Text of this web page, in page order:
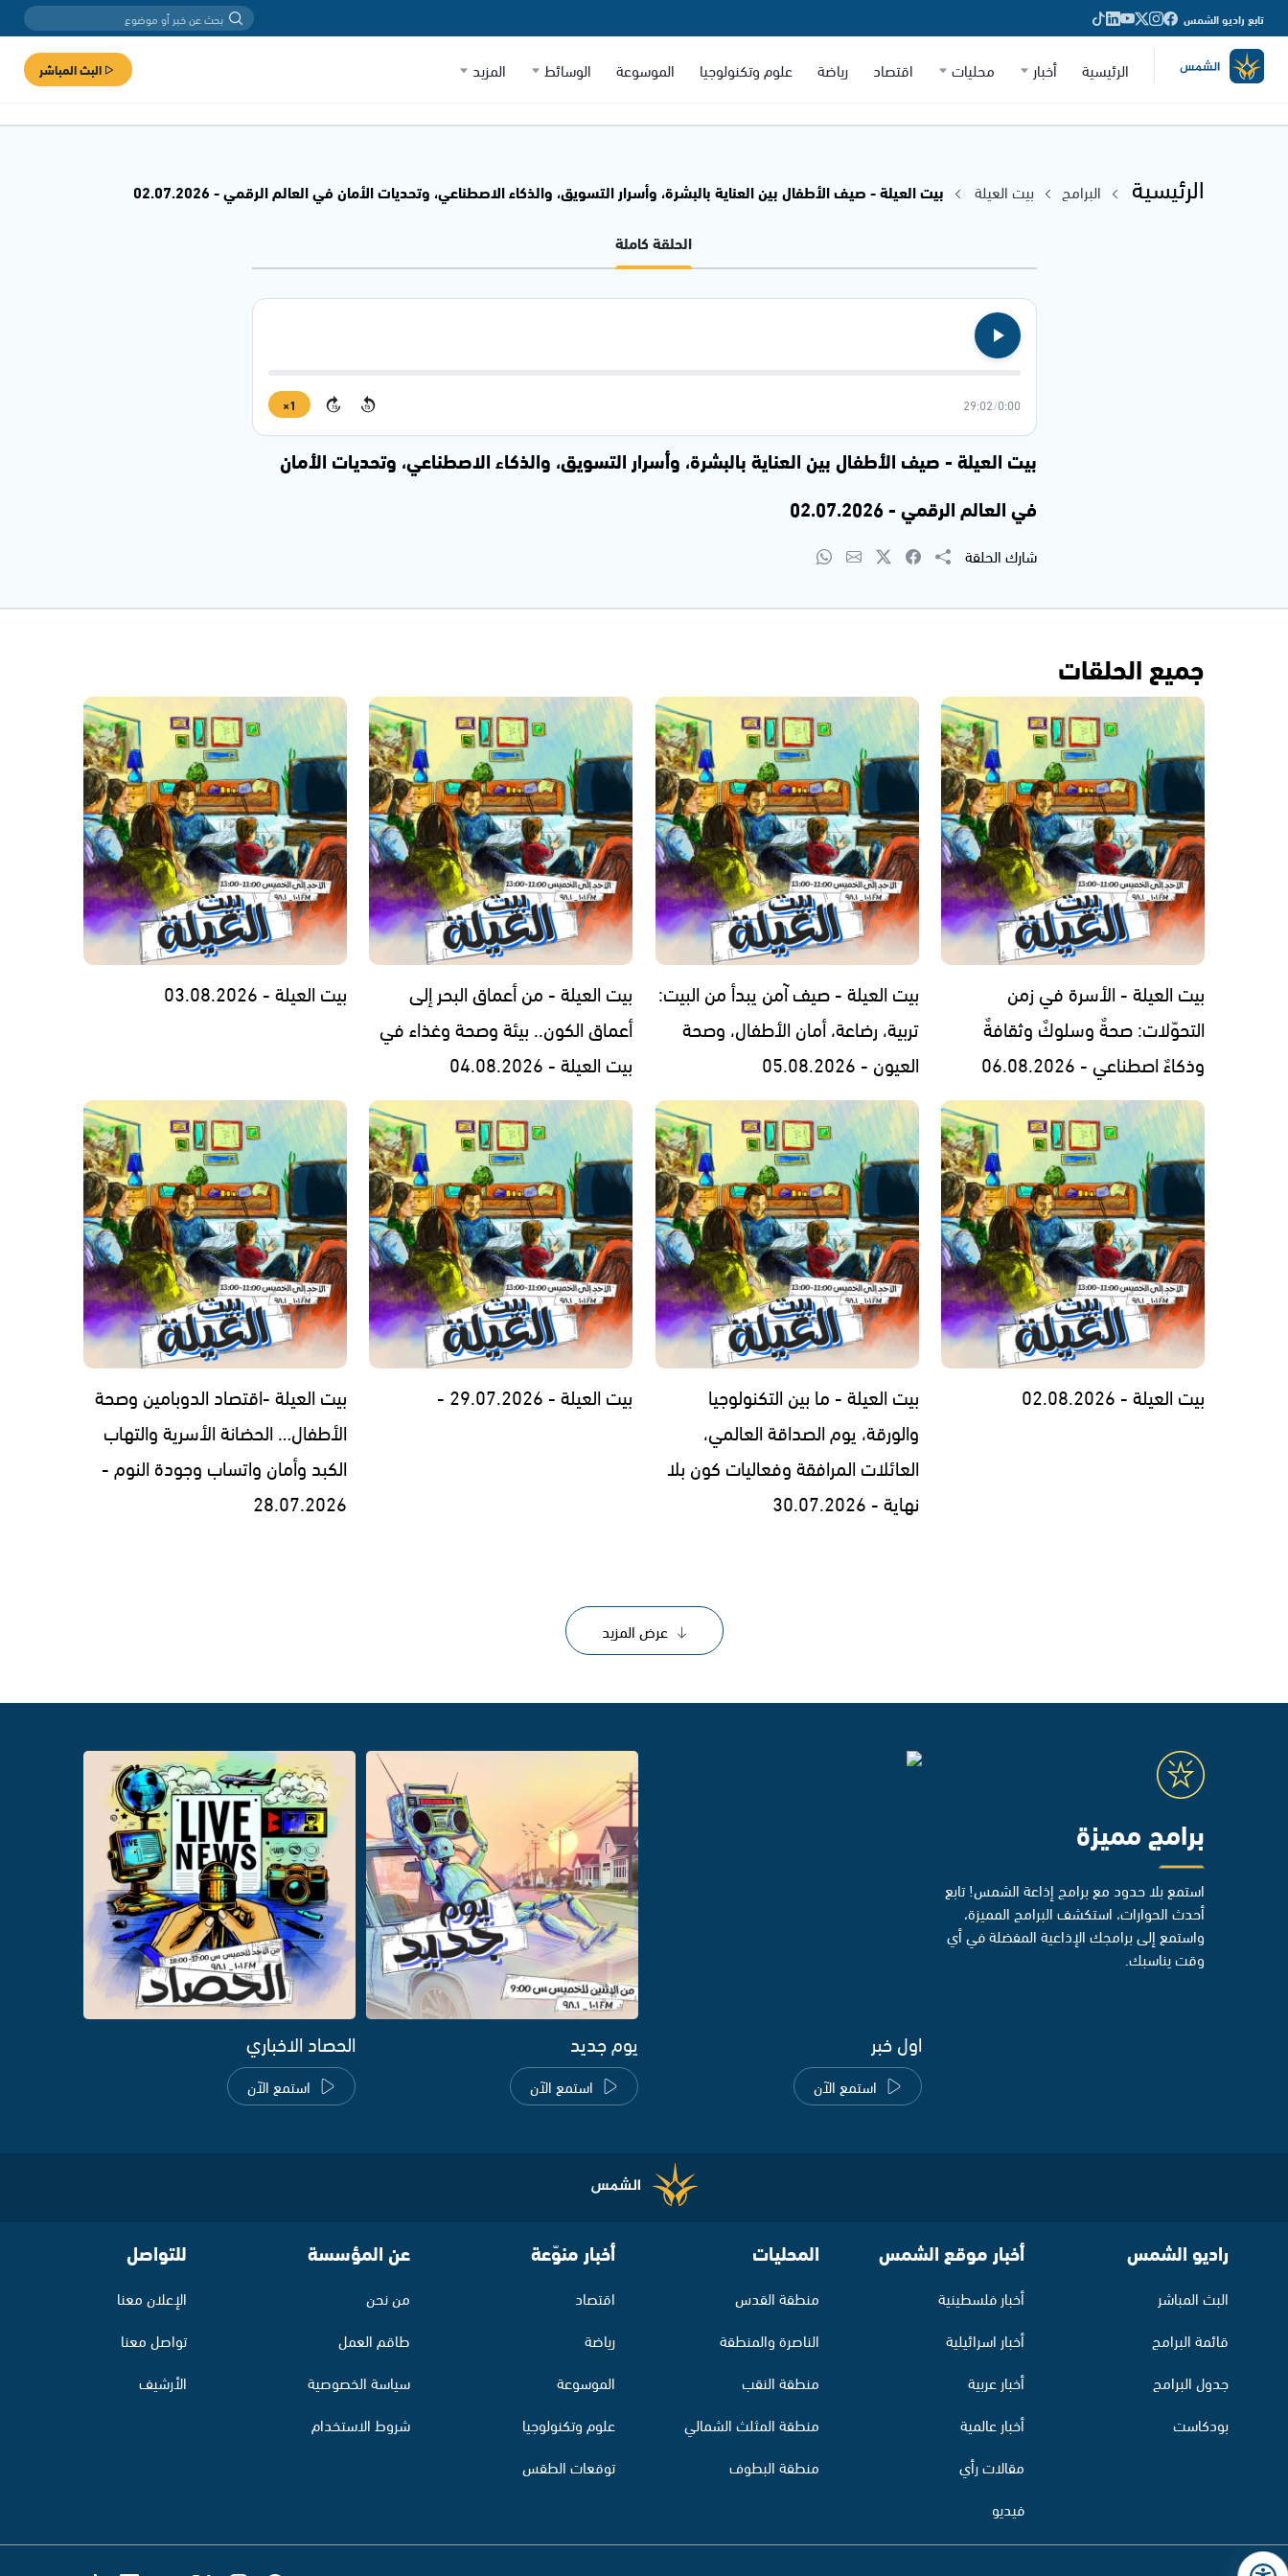
تابع راديو الشمس
الرئيسية أخبار محليات اقتصاد رياضة علوم وتكنولوجيا الموسوعة الوسائط المزيد البث المباشر
الرئيسية البرامج بيت العيلة
بيت العيلة - صيف الأطفال بين العناية بالبشرة، وأسرار التسويق، والذكاء الاصطناعي، وتحديات الأمان في العالم الرقمي - 02.07.2026
الحلقة كاملة
0:00
/
29:02
15
15
1×
بيت العيلة - صيف الأطفال بين العناية بالبشرة، وأسرار التسويق، والذكاء الاصطناعي، وتحديات الأمان
في العالم الرقمي - 02.07.2026
شارك الحلقة
جميع الحلقات
بيت العيلة - الأسرة في زمن
التحوّلات: صحةٌ وسلوكٌ وثقافةٌ
وذكاءٌ اصطناعي - 06.08.2026
بيت العيلة - صيف آمن يبدأ من البيت:
تربية، رضاعة، أمان الأطفال، وصحة
العيون - 05.08.2026
بيت العيلة - من أعماق البحر إلى
أعماق الكون.. بيئة وصحة وغذاء في
بيت العيلة - 04.08.2026
بيت العيلة - 03.08.2026
بيت العيلة - 02.08.2026
بيت العيلة - ما بين التكنولوجيا
والورقة، يوم الصداقة العالمي،
العائلات المرافقة وفعاليات كون بلا
نهاية - 30.07.2026
بيت العيلة - 29.07.2026 -
بيت العيلة -اقتصاد الدوبامين وصحة
الأطفال… الحضانة الأسرية والتهاب
الكبد وأمان واتساب وجودة النوم -
28.07.2026
عرض المزيد
برامج مميزة
استمع بلا حدود مع برامج إذاعة الشمس! تابع
أحدث الحوارات، استكشف البرامج المميزة،
واستمع إلى برامجك الإذاعية المفضلة في أي
وقت يناسبك.
اول خبر
استمع الآن
يوم جديد
استمع الآن
الحصاد الاخباري
استمع الآن
راديو الشمس
البث المباشر
قائمة البرامج
جدول البرامج
بودكاست
أخبار موقع الشمس
أخبار فلسطينية
أخبار اسرائيلية
أخبار عربية
أخبار عالمية
مقالات رأي
فيديو
المحليات
منطقة القدس
الناصرة والمنطقة
منطقة النقب
منطقة المثلث الشمالي
منطقة البطوف
أخبار منوّعة
اقتصاد
رياضة
الموسوعة
علوم وتكنولوجيا
توقعات الطقس
عن المؤسسة
من نحن
طاقم العمل
سياسة الخصوصية
شروط الاستخدام
للتواصل
الإعلان معنا
تواصل معنا
الأرشيف